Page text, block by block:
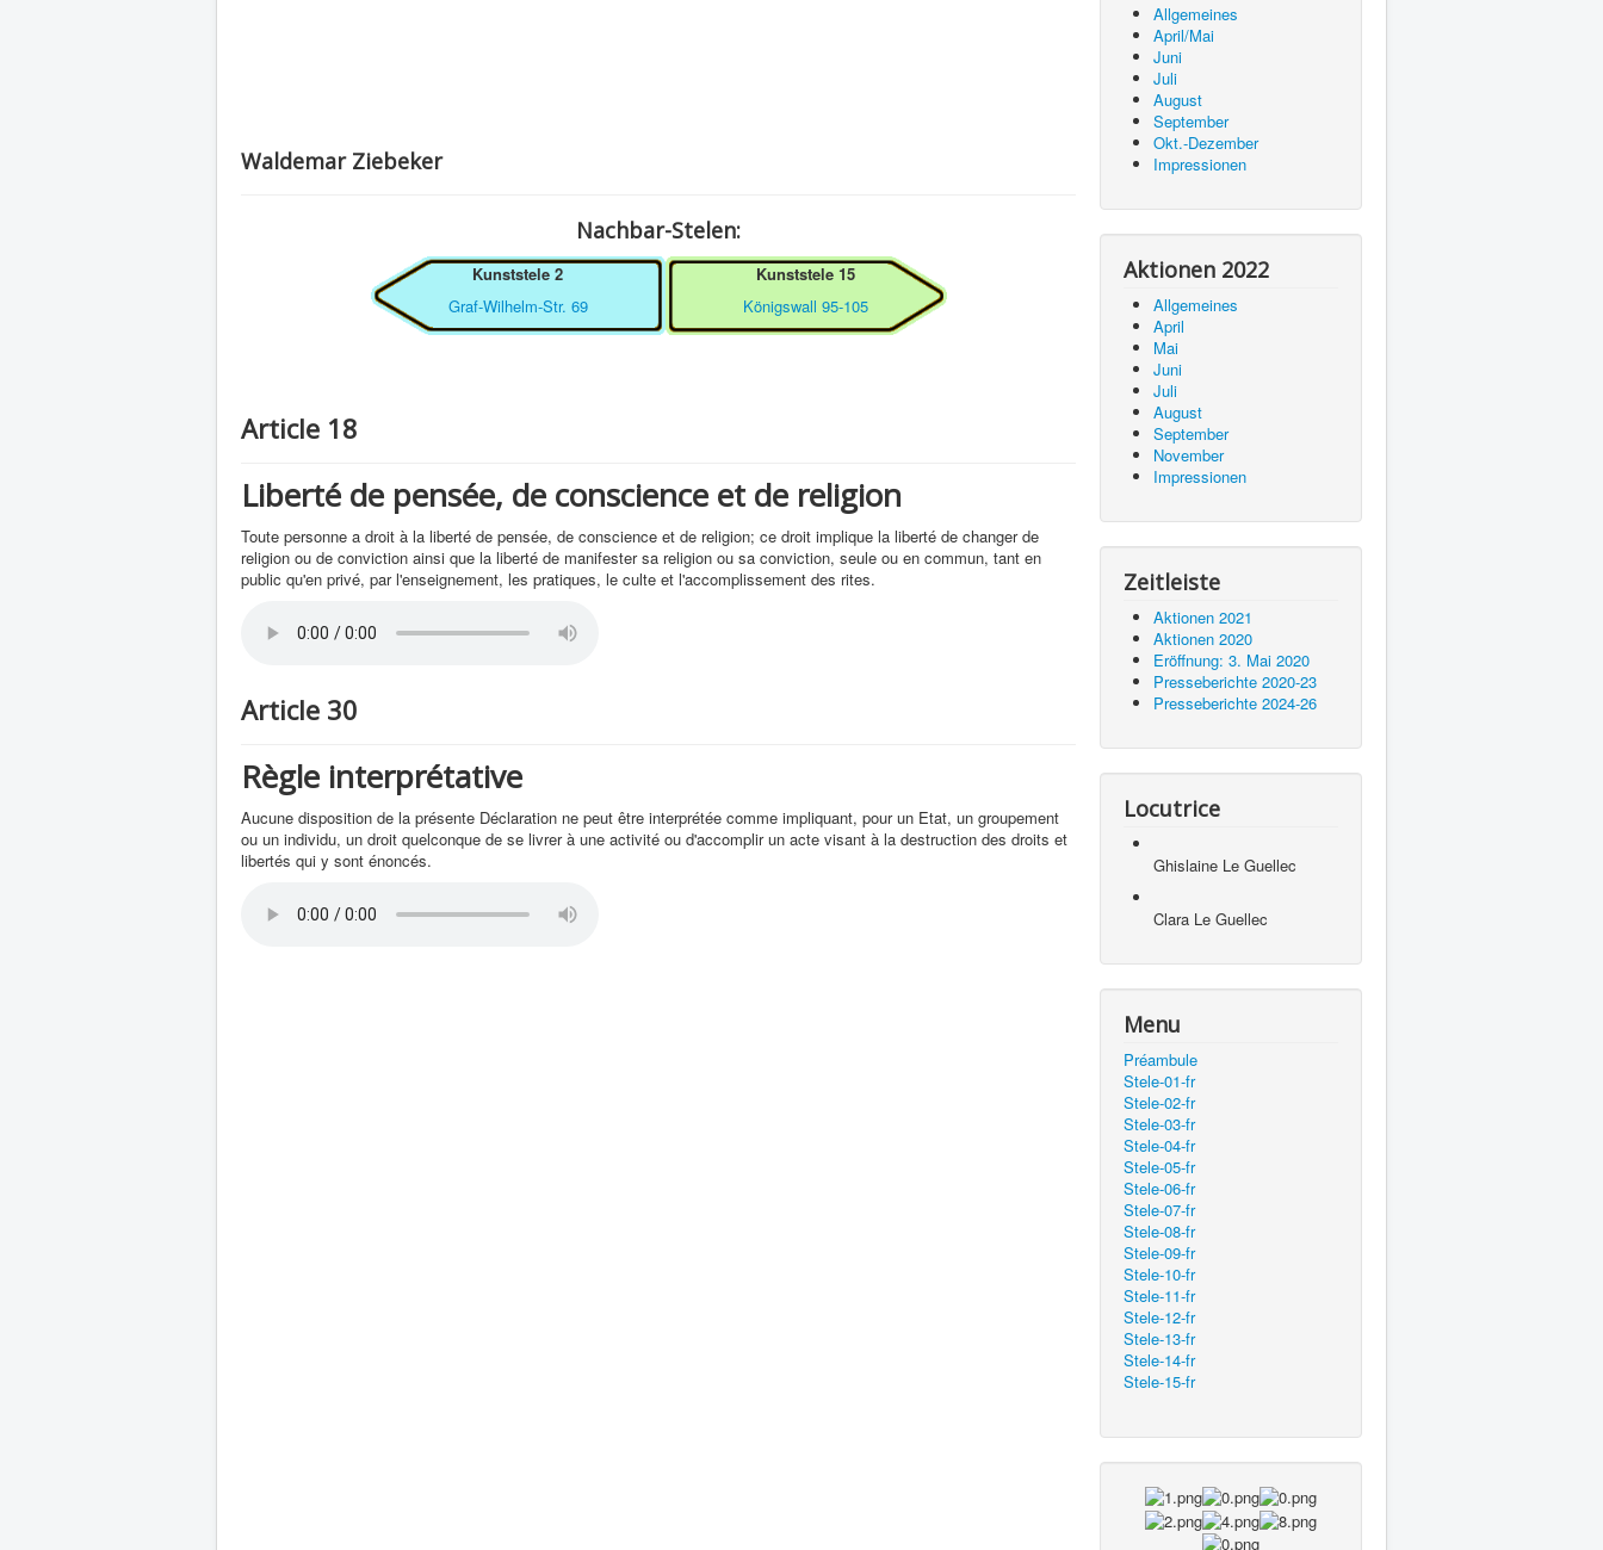
Waldemar Ziebeker
Nachbar-Stelen:
Kunststele 2
Graf-Wilhelm-Str. 69
Kunststele 15
Königswall 95-105
Article 18
Liberté de pensée, de conscience et de religion
Toute personne a droit à la liberté de pensée, de conscience et de religion; ce droit implique la liberté de changer de
religion ou de conviction ainsi que la liberté de manifester sa religion ou sa conviction, seule ou en commun, tant en
public qu'en privé, par l'enseignement, les pratiques, le culte et l'accomplissement des rites.
Article 30
Règle interprétative
Aucune disposition de la présente Déclaration ne peut être interprétée comme impliquant, pour un Etat, un groupement
ou un individu, un droit quelconque de se livrer à une activité ou d'accomplir un acte visant à la destruction des droits et
libertés qui y sont énoncés.
Allgemeines
April/Mai
Juni
Juli
August
September
Okt.-Dezember
Impressionen
Aktionen 2022
Allgemeines
April
Mai
Juni
Juli
August
September
November
Impressionen
Zeitleiste
Aktionen 2021
Aktionen 2020
Eröffnung: 3. Mai 2020
Presseberichte 2020-23
Presseberichte 2024-26
Locutrice
Ghislaine Le Guellec
Clara Le Guellec
Menu
Préambule
Stele-01-fr
Stele-02-fr
Stele-03-fr
Stele-04-fr
Stele-05-fr
Stele-06-fr
Stele-07-fr
Stele-08-fr
Stele-09-fr
Stele-10-fr
Stele-11-fr
Stele-12-fr
Stele-13-fr
Stele-14-fr
Stele-15-fr